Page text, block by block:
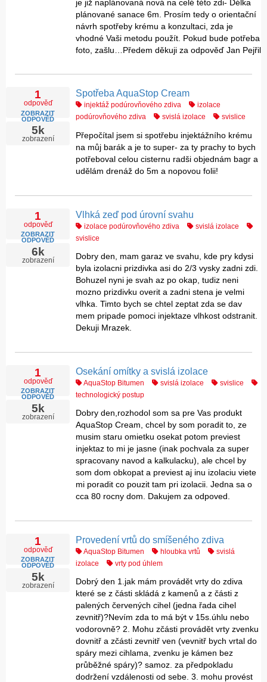
je již naplánovaná nová na celé této zdi- Délka
plánované sanace 6m. Prosím tedy o orientační
návrh spotřeby krému a konzultaci, zda je
vhodné Vaši metodu použít. Pokud bude potřeba
foto, zašlu…Předem děkuji za odpověď Jan Pejřil
1
odpověď
ZOBRAZIT
ODPOVĚĎ
5k
zobrazení
Spotřeba AquaStop Cream
injektáž podúrovňového zdiva
izolace
podúrovňového zdiva
svislá izolace svislice
Přepočítal jsem si spotřebu injektážního krému
na můj barák a je to super- za ty prachy to bych
potřeboval celou cisternu radši objednám bagr a
udělám drenáž do 5m a nopovou folii!
1
odpověď
ZOBRAZIT
ODPOVĚĎ
6k
zobrazení
Vlhká zeď pod úrovní svahu
izolace podúrovňového zdiva
svislá izolace
svislice
Dobry den, mam garaz ve svahu, kde pry kdysi
byla izolacni prizdivka asi do 2/3 vysky zadni zdi.
Bohuzel nyni je svah az po okap, tudiz neni
mozno prizdivku overit a zadni stena je velmi
vlhka. Timto bych se chtel zeptat zda se dav
mem pripade pomoci injektaze vlhkost odstranit.
Dekuji Mrazek.
1
odpověď
ZOBRAZIT
ODPOVĚĎ
5k
zobrazení
Osekání omítky a svislá izolace
AquaStop Bitumen svislá izolace
svislice
technologický postup
Dobry den,rozhodol som sa pre Vas produkt
AquaStop Cream, chcel by som poradit to, ze
musim staru omietku osekat potom previest
injektaz to mi je jasne (inak pochvala za super
spracovany navod a kalkulacku), ale chcel by
som dom obkopat a previest aj inu izolaciu viete
mi poradit co pouzit tam pri izolacii. Jedna sa o
cca 80 rocny dom. Dakujem za odpoved.
1
odpověď
ZOBRAZIT
ODPOVĚĎ
5k
zobrazení
Provedení vrtů do smíšeného zdiva
AquaStop Bitumen hloubka vrtů
svislá
izolace
vrty pod úhlem
Dobrý den 1.jak mám provádět vrty do zdiva
které se z části skládá z kamenů a z části z
palených červených cihel (jedna řada cihel
zevnitř)?Nevím zda to má být v 15s.úhlu nebo
vodorovně? 2. Mohu zčásti provádět vrty zvenku
dovnitř a zčásti zevnitř ven (vevnitř bych vrtal do
spáry mezi cihlama, zvenku je kámen bez
průběžné spáry)? samoz. za předpokladu
dodržení vzdálenosti od sebe. 3. mohu provést